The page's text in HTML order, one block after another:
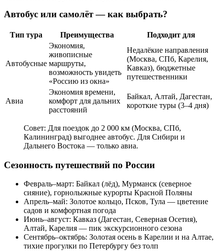
Автобус или самолёт — как выбрать?
Тип тура Преимущества Подходит для
Автобусные
Экономия,
живописные
маршруты,
возможность увидеть
«Россию из окна»
Недалёкие направления
(Москва, СПб, Карелия,
Кавказ), бюджетные
путешественники
Авиа
Экономия времени,
комфорт для дальних
расстояний
Байкал, Алтай, Дагестан,
короткие туры (3–4 дня)
Совет: Для поездок до 2 000 км (Москва, СПб,
Калининград) выгоднее автобус. Для Сибири и
Дальнего Востока — только авиа.
Сезонность путешествий по России
Февраль–март: Байкал (лёд), Мурманск (северное
сияние), горнолыжные курорты Красной Поляны
Апрель–май: Золотое кольцо, Псков, Тула — цветение
садов и комфортная погода
Июнь–август: Кавказ (Дагестан, Северная Осетия),
Алтай, Карелия — пик экскурсионного сезона
Сентябрь–октябрь: Золотая осень в Карелии и на Алтае,
тихие прогулки по Петербургу без толп